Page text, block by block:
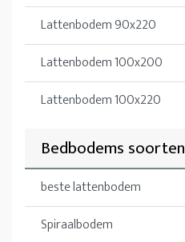
Lattenbodem 90x220
Lattenbodem 100x200
Lattenbodem 100x220
Bedbodems soorten
beste lattenbodem
Spiraalbodem